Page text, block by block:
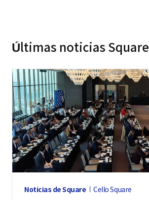
n
t
o
s
d
e
l
a
c
n
Últimas noticias Square
Noticias de Square Cello Square